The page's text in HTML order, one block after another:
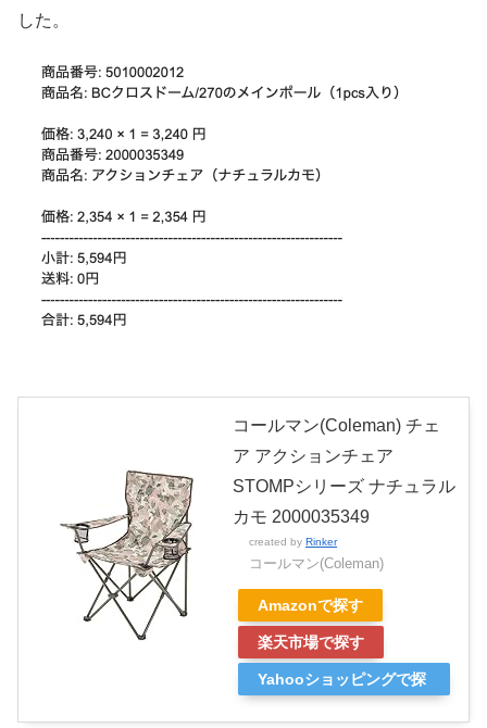
した。
コールマン(Coleman) チェ
ア アクションチェア
STOMPシリーズ ナチュラル
カモ 2000035349
created by Rinker
コールマン(Coleman)
Amazonで探す
楽天市場で探す
Yahooショッピングで探